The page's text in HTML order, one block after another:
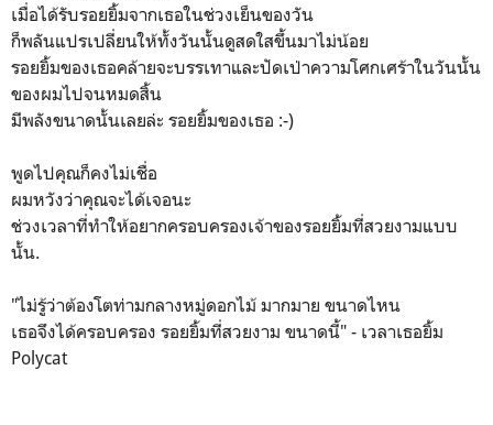
เมื่อได้รับรอยยิ้มจากเธอในช่วงเย็นของวัน
ก็พลันแปรเปลี่ยนให้ทั้งวันนั้นดูสดใสขึ้นมาไม่น้อย
รอยยิ้มของเธอคล้ายจะบรรเทาและปัดเป่าความโศกเศร้าในวันนั้น
ของผมไปจนหมดสิ้น
มีพลังขนาดนั้นเลยล่ะ รอยยิ้มของเธอ :-)
พูดไปคุณก็คงไม่เชื่อ
ผมหวังว่าคุณจะได้เจอนะ
ช่วงเวลาที่ทำให้อยากครอบครองเจ้าของรอยยิ้มที่สวยงามแบบ
นั้น.
"ไม่รู้ว่าต้องโตท่ามกลางหมู่ดอกไม้ มากมาย ขนาดไหน
เธอจึงได้ครอบครอง รอยยิ้มที่สวยงาม ขนาดนี้" - เวลาเธอยิ้ม
Polycat